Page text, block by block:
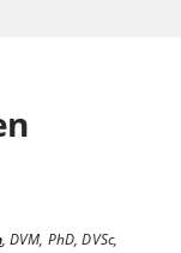
,DVM, PhD, DVSc,